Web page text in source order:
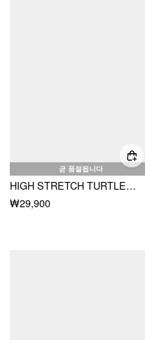
곧 품절됩니다
HIGH STRETCH TURTLENECK CHECKS RUCHED HEM TOP
₩29,900